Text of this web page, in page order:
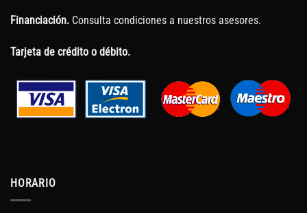
Financiación. Consulta condiciones a nuestros asesores.
Tarjeta de crédito o débito.
HORARIO